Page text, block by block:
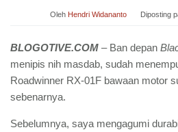
Oleh Hendri Widananto Diposting
BLOGOTIVE.COM – Ban depan
menipis nih masdab, sudah
Roadwinner RX-01F bawaan motor
sebenarnya.
Sebelumnya, saya mengagumi